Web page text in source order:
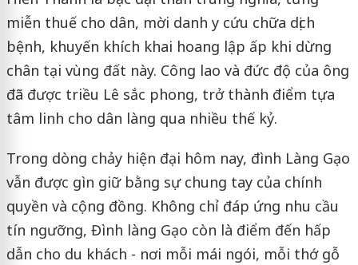
miễn thuế cho dân, mời danh y cứu chữa dịch
bệnh, khuyến khích khai hoang lập ấp khi dừng
chân tại vùng đất này. Công lao và đức độ của ông
đã được triều Lê sắc phong, trở thành điểm tựa
tâm linh cho dân làng qua nhiều thế kỷ.
Trong dòng chảy hiện đại hôm nay, đình Làng Gạo
vẫn được gìn giữ bằng sự chung tay của chính
quyền và cộng đồng. Không chỉ đáp ứng nhu cầu
tín ngưỡng, Đình làng Gạo còn là điểm đến hấp
dẫn cho du khách - nơi mỗi mái ngói, mỗi thớ gỗ